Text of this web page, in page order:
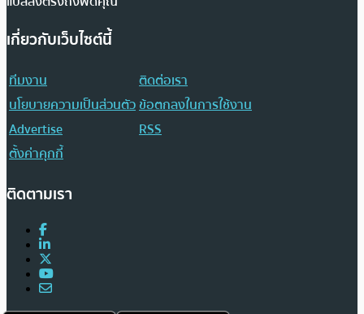
เกี่ยวกับเว็บไซต์นี้
ทีมงาน
ติดต่อเรา
นโยบายความเป็นส่วนตัวข้อตกลงในการใช้งาน
Advertise
RSS
ตั้งค่าคุกกี้
ติดตามเรา